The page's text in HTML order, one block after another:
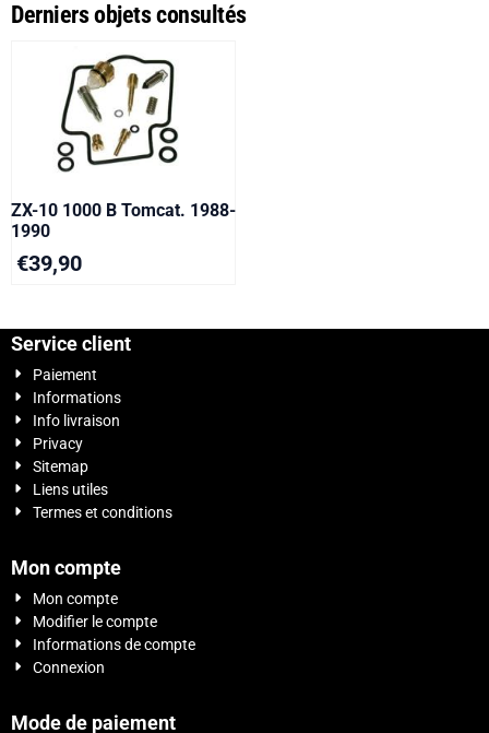
Derniers objets consultés
ZX-10 1000 B Tomcat. 1988-
1990
€39,90
Service client
Paiement
Informations
Info livraison
Privacy
Sitemap
Liens utiles
Termes et conditions
Mon compte
Mon compte
Modifier le compte
Informations de compte
Connexion
Mode de paiement